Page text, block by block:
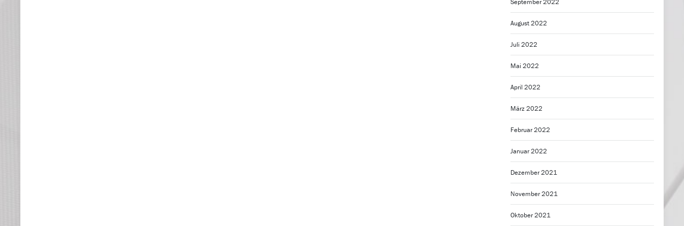
September 2022
August 2022
Juli 2022
Mai 2022
April 2022
März 2022
Februar 2022
Januar 2022
Dezember 2021
November 2021
Oktober 2021